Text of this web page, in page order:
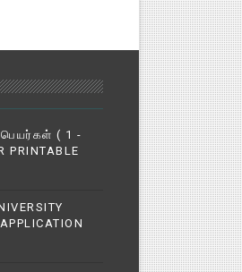
( 1 -
PRINTABLE